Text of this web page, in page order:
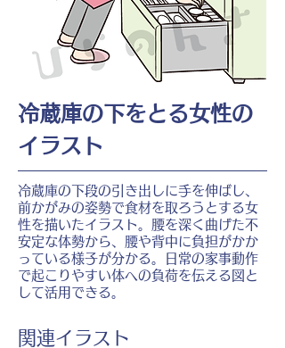
冷蔵庫の下をとる女性の
イラスト
冷蔵庫の下段の引き出しに手を伸ばし、
前かがみの姿勢で食材を取ろうとする女
性を描いたイラスト。腰を深く曲げた不
安定な体勢から、腰や背中に負担がかか
っている様子が分かる。日常の家事動作
で起こりやすい体への負荷を伝える図と
して活用できる。
​関連イラスト